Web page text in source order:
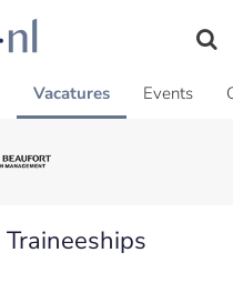
Vacatures Events
Traineeships